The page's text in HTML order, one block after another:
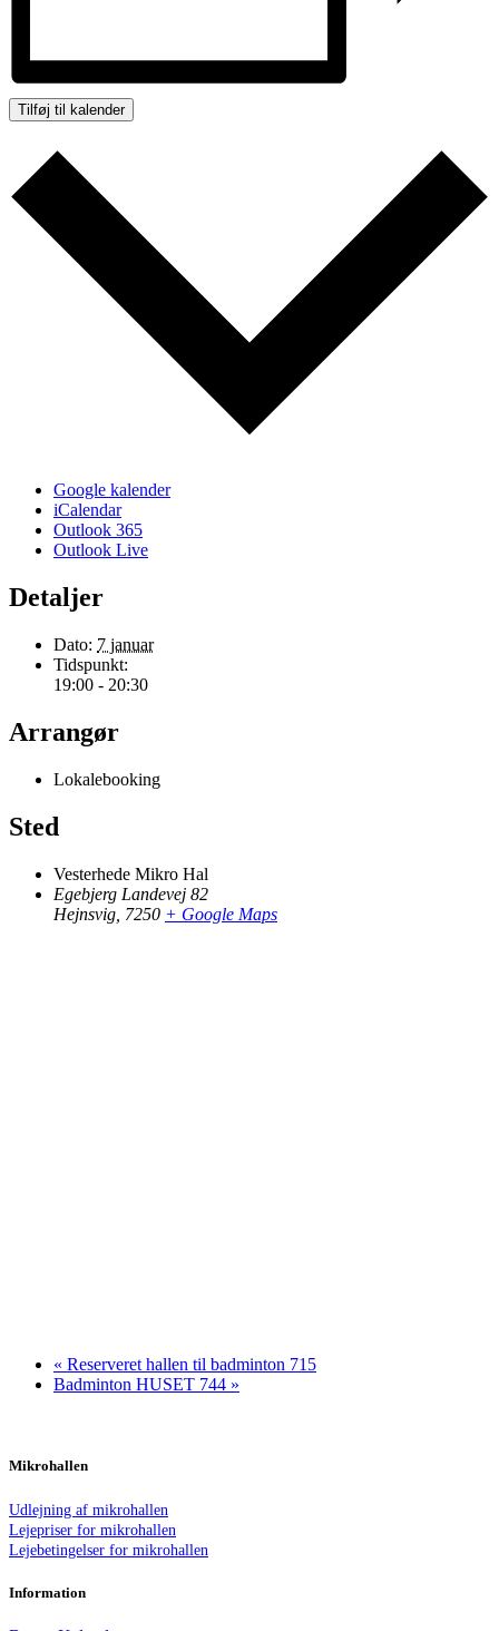
Tilføj til kalender
Google kalender
iCalendar
Outlook 365
Outlook Live
Detaljer
Dato: 7 januar
Tidspunkt:
19:00 - 20:30
Arrangør
Lokalebooking
Sted
Vesterhede Mikro Hal
Egebjerg Landevej 82
Hejnsvig 7250 + Google Maps
« Reserveret hallen til badminton 715
Badminton HUSET 744 »
Mikrohallen
Udlejning af mikrohallen
Lejepriser for mikrohallen
Lejebetingelser for mikrohallen
Information